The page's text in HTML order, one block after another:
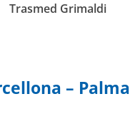
Trasmed Grimaldi
– Palma